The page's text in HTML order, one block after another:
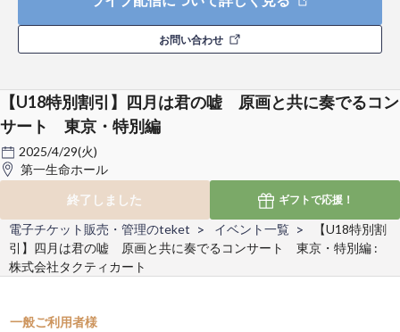
お問い合わせ
【U18特別割引】四月は君の嘘 原画と共に奏でるコン
サート 東京・特別編
2025/4/29(火)
第一生命ホール
終了しました
ギフトで応援！
電子チケット販売・管理のteket イベント一覧
【U18特別割
引】四月は君の嘘 原画と共に奏でるコンサート 東京・特別編 :
株式会社タクティカート
一般ご利用者様